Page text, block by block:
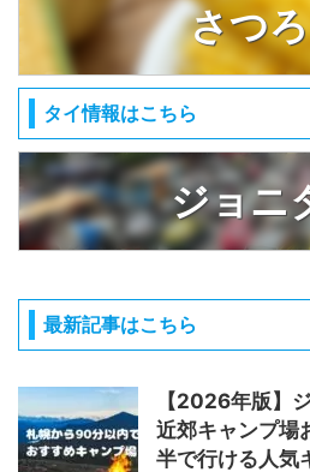
さつ
タイ情報はこちら
ジョニ
最新記事はこちら
【2026年版】
近郊キャンプ場
半で行ける人気